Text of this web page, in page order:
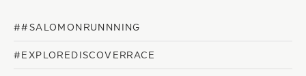
##SALOMONRUNNNING
#EXPLOREDISCOVERRACE